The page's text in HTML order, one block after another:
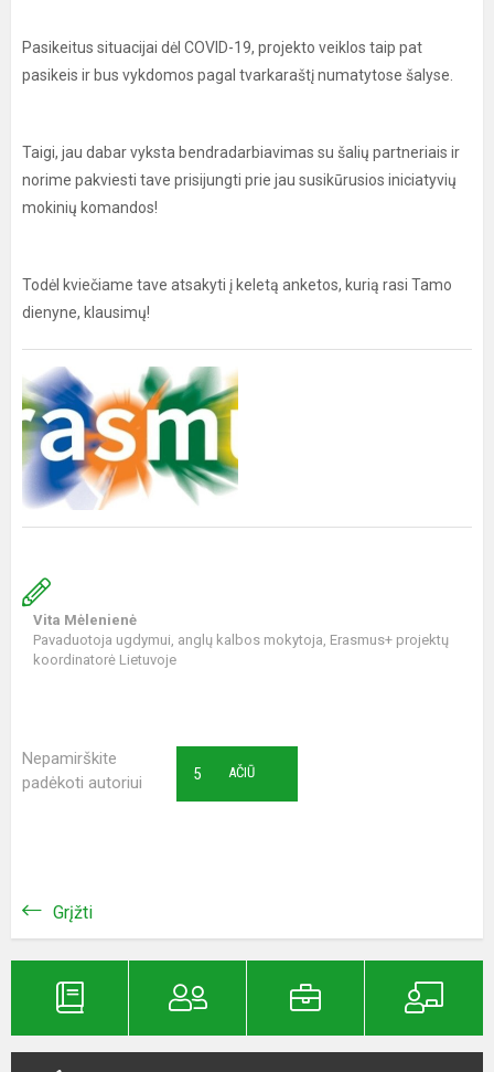
Pasikeitus situacijai dėl COVID-19, projekto veiklos taip pat
pasikeis ir bus vykdomos pagal tvarkaraštį numatytose šalyse.
Taigi, jau dabar vyksta bendradarbiavimas su šalių partneriais ir
norime pakviesti tave prisijungti prie jau susikūrusios iniciatyvių
mokinių komandos!
Todėl kviečiame tave atsakyti į keletą anketos, kurią rasi Tamo
dienyne, klausimų!
Vita Mėlenienė
Pavaduotoja ugdymui, anglų kalbos mokytoja, Erasmus+ projektų
koordinatorė Lietuvoje
Nepamirškite
padėkoti autoriui
AČIŪ
5
Grįžti